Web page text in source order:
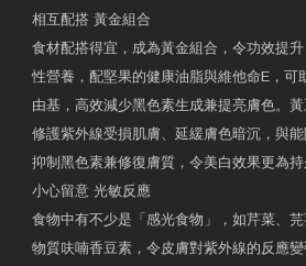
相互配搭 黃金組合
食材配搭得宜，成為黃金組合，令功效提
性營養，配堅果的健康油脂與維他命E，可
由基，高效減少黑色素生成兼提亮膚色。
修護紫外線受損肌膚、延緩膚色暗沉，與
抑制黑色素兼修復膚質，令美白效果更為持
小心留意 光敏反應
食物中有不少是「感光食物」，如芹菜、
物質呋喃香豆素，令皮膚對紫外線的反應變